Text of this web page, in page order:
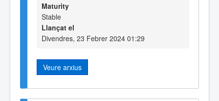
Maturity
Stable
Llançat el
Divendres, 23 Febrer 2024 01:29
Veure arxius